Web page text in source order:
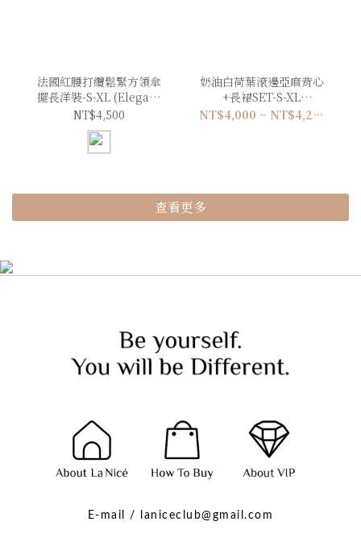
法國紅腰打纜鬆緊方領傘
擺長洋裝-S-XL (Elegant
& Love)
NT$4,500
奶油白荷葉滾邊亞麻背心
+長裙SET-S-XL
(Elegant & Love) NT$4,000 ~ NT$4,200
查看更多
E-mail / laniceclub@gmail.com